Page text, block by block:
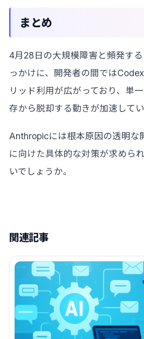
まとめ
4月28日の大規模障害と頻発す
っかけに、開発者の間では
リッド利用が広がっており、単
存から脱却する動きが加速してい
Anthropicには根本原因の透明な
に向けた具体的な対策が求めら
いでしょうか。
関連記事